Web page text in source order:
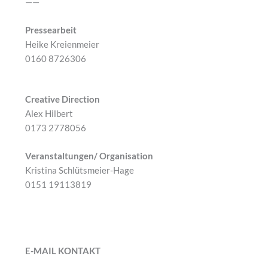
Pressearbeit
Heike Kreienmeier
0160 8726306
Creative Direction
Alex Hilbert
0173 2778056
Veranstaltungen/ Organisation
Kristina Schlütsmeier-Hage
0151 19113819
E-MAIL KONTAKT